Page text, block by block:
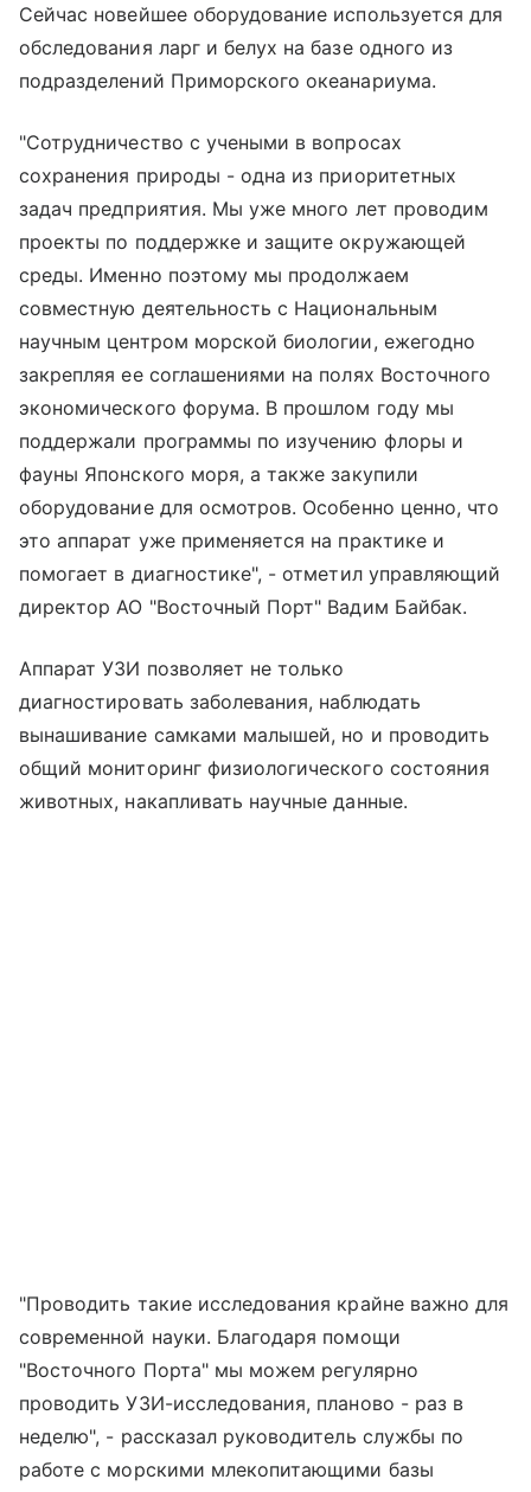
Сейчас новейшее оборудование используется для
обследования ларг и белух на базе одного из
подразделений Приморского океанариума.
"Сотрудничество с учеными в вопросах
сохранения природы - одна из приоритетных
задач предприятия. Мы уже много лет проводим
проекты по поддержке и защите окружающей
среды. Именно поэтому мы продолжаем
совместную деятельность с Национальным
научным центром морской биологии, ежегодно
закрепляя ее соглашениями на полях Восточного
экономического форума. В прошлом году мы
поддержали программы по изучению флоры и
фауны Японского моря, а также закупили
оборудование для осмотров. Особенно ценно, что
это аппарат уже применяется на практике и
помогает в диагностике", - отметил управляющий
директор АО "Восточный Порт" Вадим Байбак.
Аппарат УЗИ позволяет не только
диагностировать заболевания, наблюдать
вынашивание самками малышей, но и проводить
общий мониторинг физиологического состояния
животных, накапливать научные данные.
"Проводить такие исследования крайне важно для
современной науки. Благодаря помощи
"Восточного Порта" мы можем регулярно
проводить УЗИ-исследования, планово - раз в
неделю", - рассказал руководитель службы по
работе с морскими млекопитающими базы